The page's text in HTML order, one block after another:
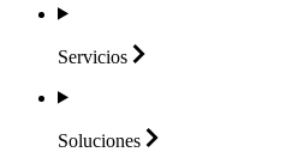
Servicios
Soluciones